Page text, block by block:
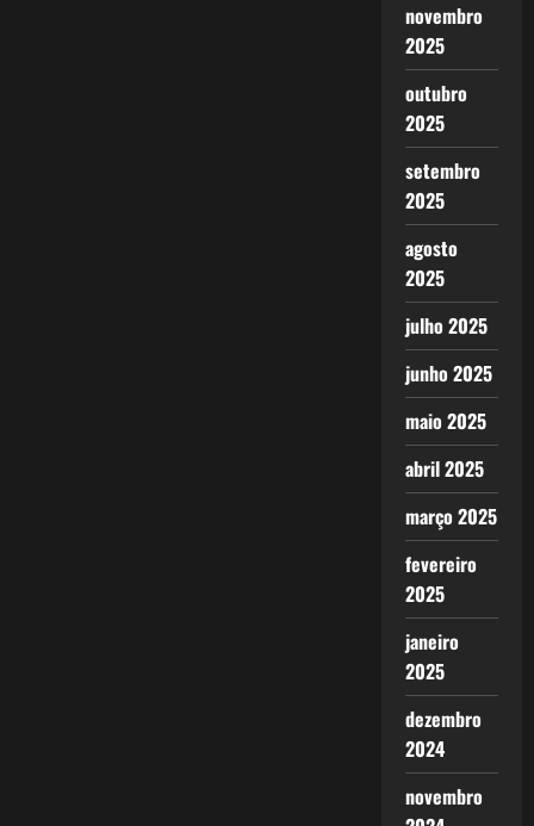
novembro
2025
outubro
2025
setembro
2025
agosto
2025
julho 2025
junho 2025
maio 2025
abril 2025
março 2025
fevereiro
2025
janeiro
2025
dezembro
2024
novembro